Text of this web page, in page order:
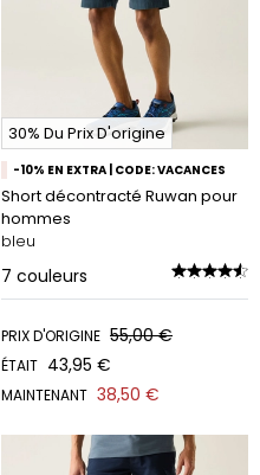
30% Du Prix D'origine
-10% EN EXTRA | CODE: VACANCES
Short décontracté Ruwan pour
hommes
bleu
7 couleurs
PRIX D'ORIGINE 55,00 €
ÉTAIT 43,95 €
MAINTENANT 38,50 €